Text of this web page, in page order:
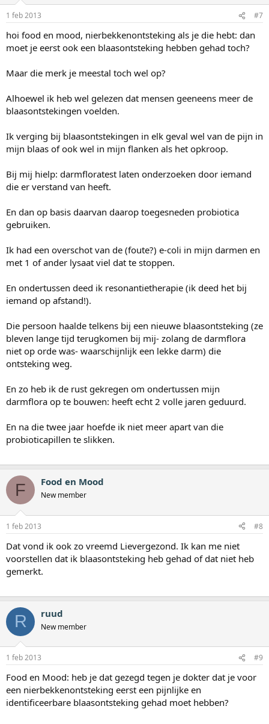
1 feb 2013 #7
hoi food en mood, nierbekkenontsteking als je die hebt: dan
moet je eerst ook een blaasontsteking hebben gehad toch?
Maar die merk je meestal toch wel op?
Alhoewel ik heb wel gelezen dat mensen geeneens meer de
blaasontstekingen voelden.
Ik verging bij blaasontstekingen in elk geval wel van de pijn in
mijn blaas of ook wel in mijn flanken als het opkroop.
Bij mij hielp: darmfloratest laten onderzoeken door iemand
die er verstand van heeft.
En dan op basis daarvan daarop toegesneden probiotica
gebruiken.
Ik had een overschot van de (foute?) e-coli in mijn darmen en
met 1 of ander lysaat viel dat te stoppen.
En ondertussen deed ik resonantietherapie (ik deed het bij
iemand op afstand!).
Die persoon haalde telkens bij een nieuwe blaasontsteking (ze
bleven lange tijd terugkomen bij mij- zolang de darmflora
niet op orde was- waarschijnlijk een lekke darm) die
ontsteking weg.
En zo heb ik de rust gekregen om ondertussen mijn
darmflora op te bouwen: heeft echt 2 volle jaren geduurd.
En na die twee jaar hoefde ik niet meer apart van die
probioticapillen te slikken.
F Food en Mood
New member
1 feb 2013 #8
Dat vond ik ook zo vreemd Lievergezond. Ik kan me niet
voorstellen dat ik blaasontsteking heb gehad of dat niet heb
gemerkt.
R ruud
New member
1 feb 2013 #9
Food en Mood: heb je dat gezegd tegen je dokter dat je voor
een nierbekkenontsteking eerst een pijnlijke en
identificeerbare blaasontsteking gehad moet hebben?